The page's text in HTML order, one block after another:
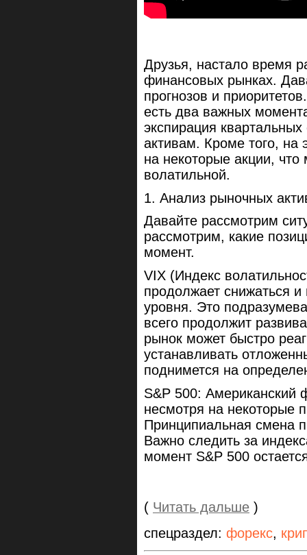
Друзья, настало время
финансовых рынках.
прогнозов и
есть два важных
экспирация
активам. Кроме того, на
на некоторые акции,
волатильной.
1. Анализ рыночных
Давайте рассмотрим
рассмотрим, какие
момент.
VIX (Индекс
продолжает снижаться и
уровня. Это
всего продолжит
рынок может быстро
устанавливать
поднимется на
S&P 500: Американский
несмотря на некоторые
Принципиальная смена
Важно следить за
момент S&P 500
( Читать дальше )
спецраздел: форекс,